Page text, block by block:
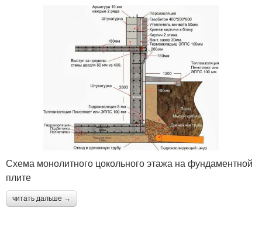
Схема монолитного цокольного этажа на фундаментной
плите
читать дальше →